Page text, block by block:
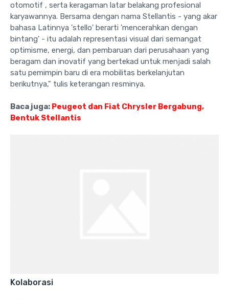
otomotif , serta keragaman latar belakang profesional
karyawannya. Bersama dengan nama Stellantis - yang akar
bahasa Latinnya 'stello' berarti 'mencerahkan dengan
bintang' - itu adalah representasi visual dari semangat
optimisme, energi, dan pembaruan dari perusahaan yang
beragam dan inovatif yang bertekad untuk menjadi salah
satu pemimpin baru di era mobilitas berkelanjutan
berikutnya," tulis keterangan resminya.
Baca juga: Peugeot dan Fiat Chrysler Bergabung,
Bentuk Stellantis
Kolaborasi